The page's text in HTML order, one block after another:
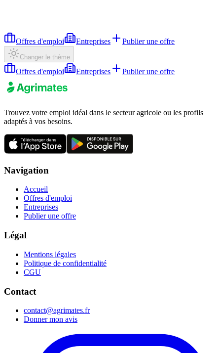
Offres d'emploi Entreprises Publier une offre
Changer le thème
Offres d'emploi Entreprises Publier une offre
Trouvez votre emploi idéal dans le secteur agricole ou les profils
adaptés à vos besoins.
Navigation
Accueil
Offres d'emploi
Entreprises
Publier une offre
Légal
Mentions légales
Politique de confidentialité
CGU
Contact
contact@agrimates.fr
Donner mon avis